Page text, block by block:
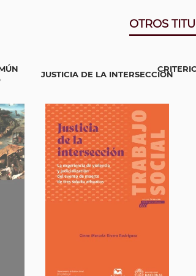
OTROS
JUSTICIA DE LA INTERSECCIÓN